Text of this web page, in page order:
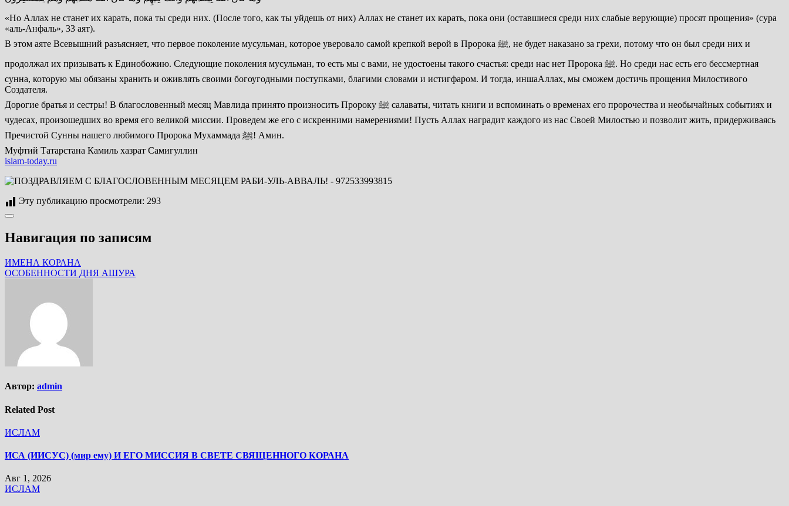
«Но Аллах не станет их карать, пока ты среди них. (После того, как ты уйдешь от них) Аллах не станет их карать, пока они (оставшиеся среди них слабые верующие) просят прощения» (сура
«аль-Анфаль», 33 аят).
В этом аяте Всевышний разъясняет, что первое поколение мусульман, которое уверовало самой крепкой верой в Пророка ﷺ, не будет наказано за грехи, потому что он был среди них и
продолжал их призывать к Единобожию. Следующие поколения мусульман, то есть мы с вами, не удостоены такого счастья: среди нас нет Пророка ﷺ. Но среди нас есть его бессмертная
сунна, которую мы обязаны хранить и оживлять своими богоугодными поступками, благими словами и истигфаром. И тогда, иншаАллах, мы сможем достичь прощения Милостивого
Создателя.
Дорогие братья и сестры! В благословенный месяц Мавлида принято произносить Пророку ﷺ салаваты, читать книги и вспоминать о временах его пророчества и необычайных событиях и
чудесах, произошедших во время его великой миссии. Проведем же его с искренними намерениями! Пусть Аллах наградит каждого из нас Своей Милостью и позволит жить, придерживаясь
Пречистой Сунны нашего любимого Пророка Мухаммада ﷺ! Амин.
Муфтий Татарстана Камиль хазрат Самигуллин
islam-today.ru
Эту публикацию просмотрели: 293
Навигация по записям
ИМЕНА КОРАНА
ОСОБЕННОСТИ ДНЯ АШУРА
Автор: admin
Related Post
ИСЛАМ
ИСА (ИИСУС) (мир ему) И ЕГО МИССИЯ В СВЕТЕ СВЯЩЕННОГО КОРАНА
Авг 1, 2026
ИСЛАМ